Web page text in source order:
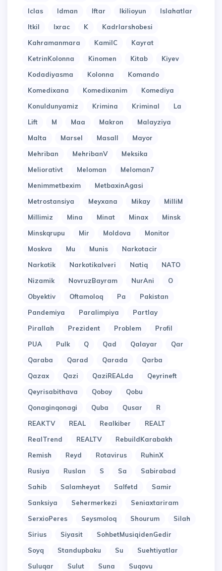
Iclas
Idman Iftar Ikilioyun
Islahatlar
Itkil
Ixrac K
Kadrlarshobesi
Kahramanmara
KamilC
Kayrat
KetrinKolonna
Kinomen Kitab
Kiyev
Kodadiyasma
Kolonna
Komando
Komedixana
Komedixanim
Komediya
Konuldunyamiz
Krimina Kriminal
La
Lift
M Maa Makron
Malayziya
Malta
Marsel Masall
Mayor
Mehriban
MehribanV
Meksika
Meliorativt
Meloman
Meloman7
Menimmetbexim
MetbaxinAgasi
Metrostansiya
Meyxana Mikay
MilliM
Millimiz
Mina Minat Minax
Minsk
Minskqrupu
Mir Moldova
Monitor
Moskva
Mu Munis
Narkotacir
Narkotik
Narkotikalveri Natiq
NATO
Nizamik
NovruzBayram NurAni
O
Obyektiv
Oftamoloq Pa
Pakistan
Pandemiya
Paralimpiya
Partlay
Pirallah
Prezident Problem
Profil
PUA
Pulk Q Qad Qalayar
Qar
Qaraba
Qarad Qarada
Qarba
Qazax
Qazi QaziREALda
Qeyrineft
Qeyrisabithava
Qoboy
Qobu
Qonaginqonagi
Quba Qusar
R
REAKTV
REAL Realkiber
REALT
RealTrend
REALTV
RebuildKarabakh
Remish
Reyd Rotavirus
RuhinX
Rusiya
Ruslan S Sa
Sabirabad
Sahib
Salamheyat Salfetd
Samir
Sanksiya
Sehermerkezi
Seniaxtariram
SerxioPeres
Seysmoloq Shourum
Silah
Sirius
Siyasit
SohbetMusiqidenGedir
Soyq
Standupbaku Su
Suehtiyatlar
Suluqar
Sulut Suna Suqovu